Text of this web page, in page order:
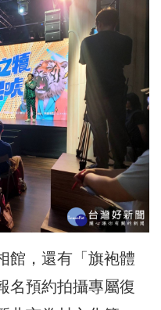
館，還有「旗袍體
名預約拍攝專屬復